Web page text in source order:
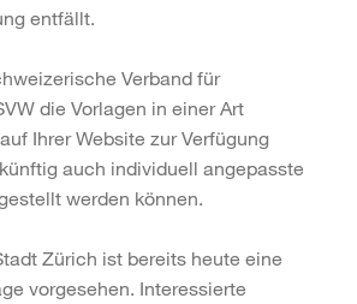
entfällt.
Verband für
die Vorlagen in einer Art
Ihrer Website zur Verfügung
auch individuell angepasste
werden können.
Zürich ist bereits heute eine
vorgese­hen. Interessierte